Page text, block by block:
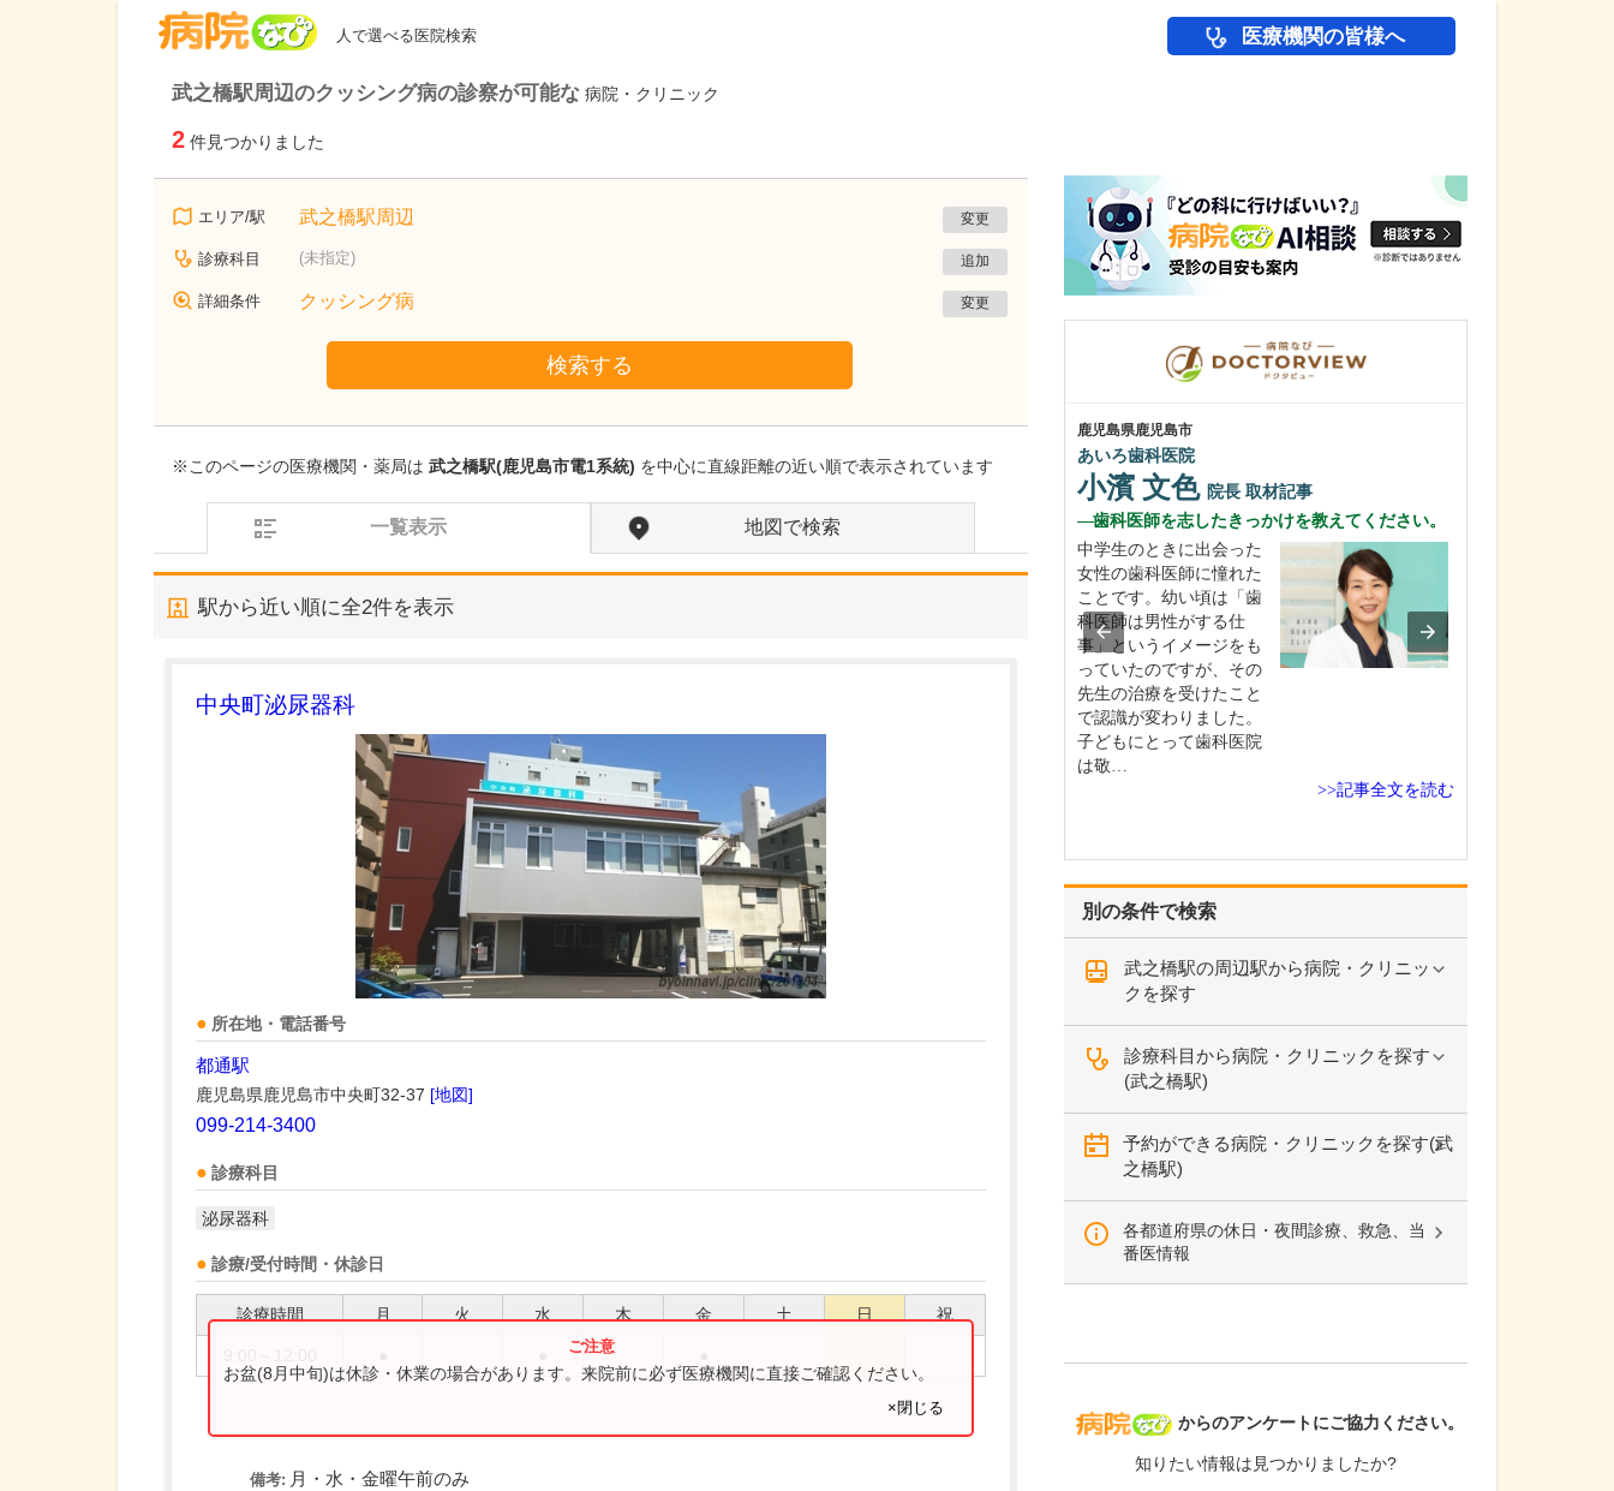
人で選べる医院検索 医療機関の皆様へ
武之橋駅周辺のクッシング病の診察が可能な 病院・クリニック
2 件見つかりました
エリア/駅 武之橋駅周辺 変更
診療科目 (未指定) 追加
詳細条件 クッシング病 変更
検索する
※このページの医療機関・薬局は 武之橋駅(鹿児島市電1系統) を中心に直線距離の近い順で表示されています
一覧表示 地図で検索
駅から近い順に全2件を表示
中央町泌尿器科
所在地・電話番号
都通駅
鹿児島県鹿児島市中央町32-37 [地図]
099-214-3400
診療科目
泌尿器科
診療/受付時間・休診日
診療時間 月 火 水 木 金 土 日 祝
お盆(8月中旬)は休診・休業の場合があります。来院前に必ず医療機関に直接ご確認ください。
×閉じる
備考: 月・水・金曜午前のみ
別の条件で検索
武之橋駅の周辺駅から病院・クリニッ
クを探す
診療科目から病院・クリニックを探す
(武之橋駅)
予約ができる病院・クリニックを探す(武
之橋駅)
各都道府県の休日・夜間診療、救急、当
番医情報
病院なび
からのアンケートにご協力ください。
知りたい情報は見つかりましたか?
鹿児島県鹿児島市
あいろ歯科医院
小濱 文色 院長 取材記事
歯科医師を志したきっかけを教えてください。
中学生のときに出会った
女性の歯科医師に憧れた
ことです。幼い頃は「歯
科医師は男性がする仕
事」というイメージをも
っていたのですが、その
先生の治療を受けたこと
で認識が変わりました。
子どもにとって歯科医院
は敬…
>>記事全文を読む
東京都杉並区
ファミリークリニック高井戸
毎日の診察で心がけていることはありますか?
患者さんに気軽に相談し
ていただけるように、ど